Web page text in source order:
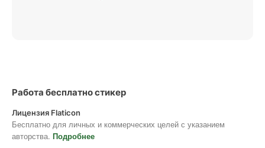
Работа бесплатно стикер
Лицензия Flaticon
Бесплатно для личных и коммерческих целей с указанием
авторства. Подробнее